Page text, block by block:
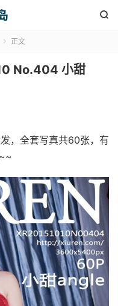

 正文
No.404 小甜
，全套写真共60张，有